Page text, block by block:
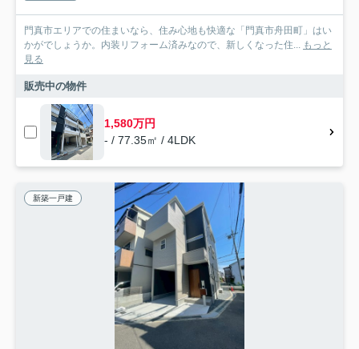
門真市エリアでの住まいなら、住み心地も快適な「門真市舟田町」はい
かがでしょうか。内装リフォーム済みなので、新しくなった住... もっと
見る
販売中の物件
1,580万円
- / 77.35㎡ / 4LDK
新築一戸建